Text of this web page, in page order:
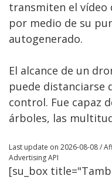
transmiten el
por medio de su
autogenerado.
El alcance de un
puede distanciarse
control. Fue capaz
árboles, las
Last update on 2026-08-08 /
Advertising API
[su_box